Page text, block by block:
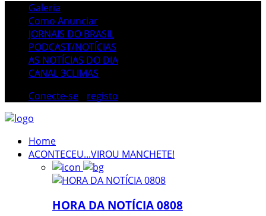
Galeria
Como Anunciar
JORNAIS DO BRASIL
PODCAST/NOTÍCIAS
AS NOTÍCIAS DO DIA
CANAL 3CLIMAS
Conecte-se
registo
Home
ACONTECEU...VIROU MANCHETE!
HORA DA NOTÍCIA 0808